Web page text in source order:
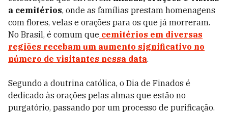
a cemitérios, onde as famílias prestam homenagens
com flores, velas e orações para os que já morreram.
No Brasil, é comum que cemitérios em diversas
regiões recebam um aumento significativo no
número de visitantes nessa data.
Segundo a doutrina católica, o Dia de Finados é
dedicado às orações pelas almas que estão no
purgatório, passando por um processo de purificação.